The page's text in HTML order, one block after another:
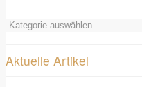
Kategorie-
Aktuelle Artikel